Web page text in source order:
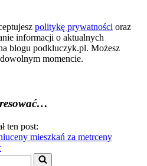
politykę prywatności oraz
informacji o aktualnych
blogu podkluczyk.pl. Możesz
momencie.
ten post:
ceny mieszkań za metrceny